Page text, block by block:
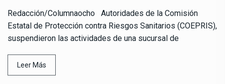
Redacción/Columnaocho Autoridades de la Comisión
Estatal de Protección contra Riesgos Sanitarios (COEPRIS),
suspendieron las actividades de una sucursal de
Leer Más